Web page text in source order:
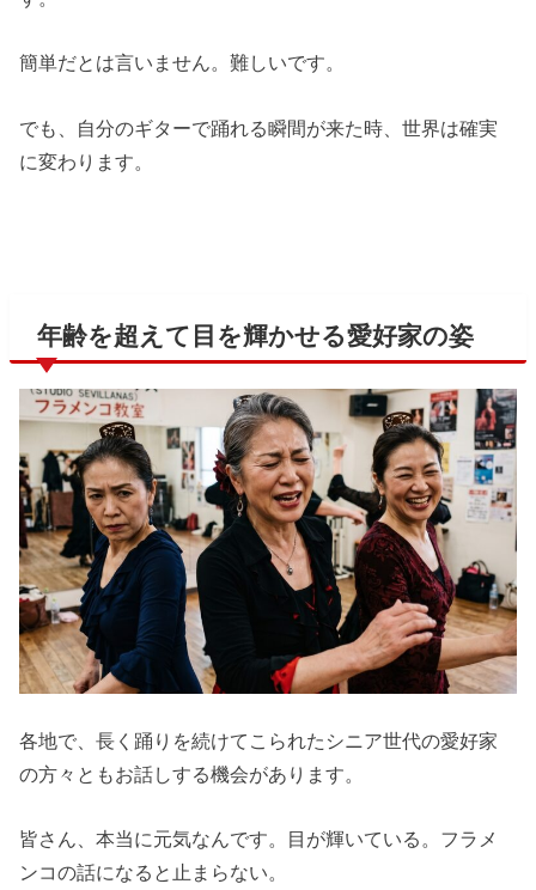
簡単だとは言いません。難しいです。
でも、自分のギターで踊れる瞬間が来た時、世界は確実
に変わります。
年齢を超えて目を輝かせる愛好家の姿
各地で、長く踊りを続けてこられたシニア世代の愛好家
の方々ともお話しする機会があります。
皆さん、本当に元気なんです。目が輝いている。フラメ
ンコの話になると止まらない。